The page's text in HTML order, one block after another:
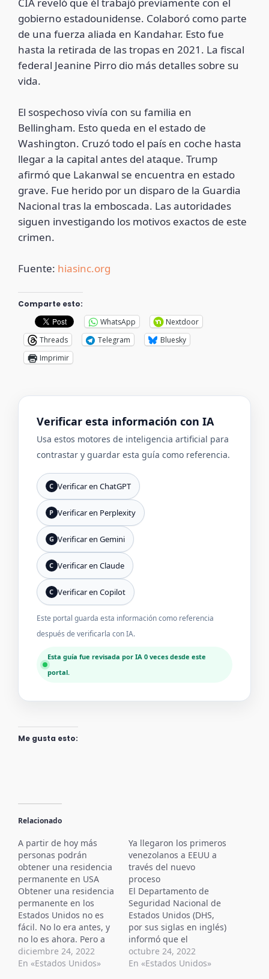
gobierno estadounidense. Colaboró como parte
de una fuerza aliada en Kandahar. Esto fue
hasta la retirada de las tropas en 2021. La fiscal
federal Jeanine Pirro dio más detalles sobre su
vida.
El sospechoso vivía con su familia en
Bellingham. Esto queda en el estado de
Washington. Cruzó todo el país en coche hasta
llegar a la capital antes del ataque. Trump
afirmó que Lakanwal se encuentra en estado
grave. Fue herido por un disparo de la Guardia
Nacional tras la emboscada. Las autoridades
siguen investigando los motivos exactos de este
crimen.
Fuente: hiasinc.org
Comparte esto:
WhatsApp
Nextdoor
Threads
Telegram
Bluesky
Imprimir
Verificar esta información con IA
Usa estos motores de inteligencia artificial para
contrastar y guardar esta guía como referencia.
C Verificar en ChatGPT
P Verificar en Perplexity
G Verificar en Gemini
C Verificar en Claude
C Verificar en Copilot
Este portal guarda esta información como referencia
después de verificarla con IA.
Esta guía fue revisada por IA 0 veces desde este
portal.
Me gusta esto:
Relacionado
A partir de hoy más
personas podrán
obtener una residencia
permanente en USA
Obtener una residencia
permanente en los
Estados Unidos no es
fácil. No lo era antes, y
no lo es ahora. Pero a
partir de este 23 de
diciembre muchas
diciembre 24, 2022
En «Estados Unidos»
Ya llegaron los primeros
venezolanos a EEUU a
través del nuevo
proceso
El Departamento de
Seguridad Nacional de
Estados Unidos (DHS,
por sus siglas en inglés)
informó que el
sábado llegaron al país
los primeros cuatro
octubre 24, 2022
En «Estados Unidos»